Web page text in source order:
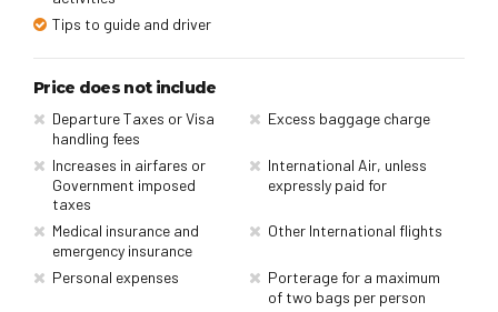
Tips to guide and driver
Price does not include
Departure Taxes or Visa
handling fees
Excess baggage charge
Increases in airfares or
Government imposed
taxes
International Air, unless
expressly paid for
Medical insurance and
emergency insurance
Other International flights
Personal expenses
Porterage for a maximum
of two bags per person